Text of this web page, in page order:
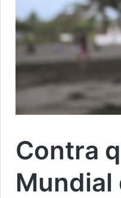
Contra
Mundial